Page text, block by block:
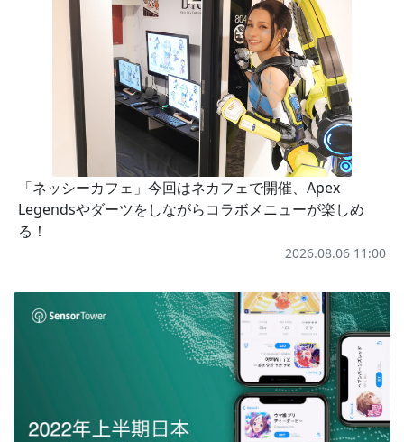
「ネッシーカフェ」今回はネカフェで開催、Apex
Legendsやダーツをしながらコラボメニューが楽しめ
る！
2026.08.06 11:00